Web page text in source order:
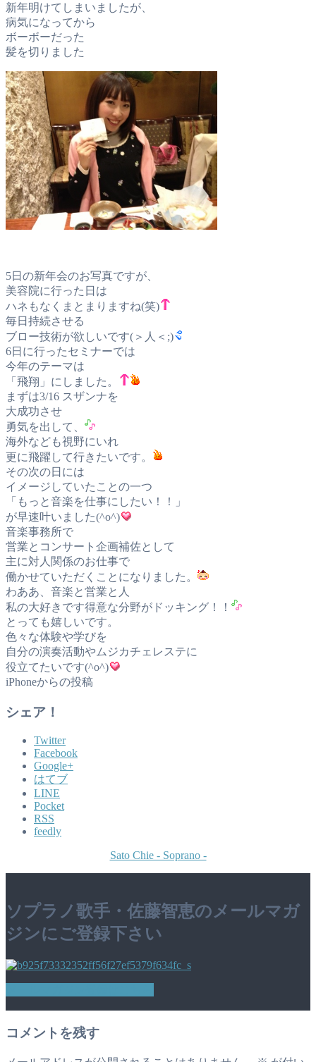
新年明けてしまいましたが、
病気になってから
ボーボーだった
髪を切りました
5日の新年会のお写真ですが、
美容院に行った日は
ハネもなくまとまりますね(笑)
毎日持続させる
ブロー技術が欲しいです(＞人＜;)
6日に行ったセミナーでは
今年のテーマは
「飛翔」にしました。
まずは3/16 スザンナを
大成功させ
勇気を出して、
海外なども視野にいれ
更に飛躍して行きたいです。
その次の日には
イメージしていたことの一つ
「もっと音楽を仕事にしたい！！」
が早速叶いました(^o^)
音楽事務所で
営業とコンサート企画補佐として
主に対人関係のお仕事で
働かせていただくことになりました。
わああ、音楽と営業と人
私の大好きです得意な分野がドッキング！！
とっても嬉しいです。
色々な体験や学びを
自分の演奏活動やムジカチェレステに
役立てたいです(^o^)
iPhoneからの投稿
シェア！
Twitter
Facebook
Google+
はてブ
LINE
Pocket
RSS
feedly
Sato Chie - Soprano -
ソプラノ歌手・佐藤智恵のメールマガ
ジンにご登録下さい
コメントを残す